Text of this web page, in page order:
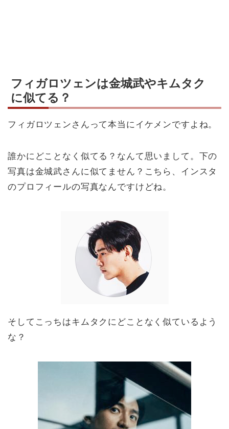
フィガロツェンは金城武やキムタク
に似てる？
フィガロツェンさんって本当にイケメンですよね。
誰かにどことなく似てる？なんて思いまして。下の
写真は金城武さんに似てません？こちら、インスタ
のプロフィールの写真なんですけどね。
そしてこっちはキムタクにどことなく似ているよう
な？